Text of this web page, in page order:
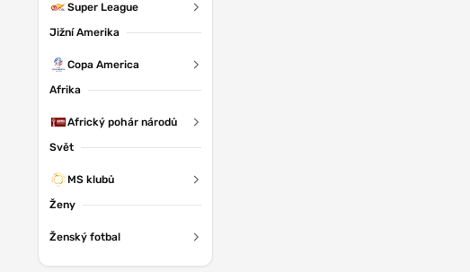
Super League
Jižní Amerika
Copa America
Afrika
Africký pohár národů
Svět
MS klubů
Ženy
Ženský fotbal